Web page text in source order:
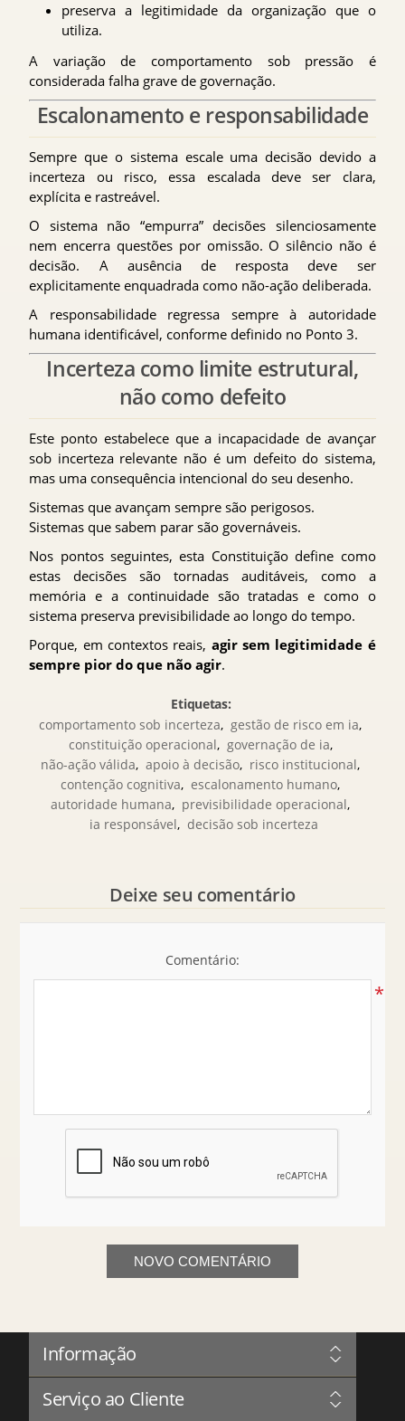
preserva a legitimidade da organização que o
utiliza.
A variação de comportamento sob pressão é
considerada falha grave de governação.
Escalonamento e responsabilidade
Sempre que o sistema escale uma decisão devido a
incerteza ou risco, essa escalada deve ser clara,
explícita e rastreável.
O sistema não “empurra” decisões silenciosamente
nem encerra questões por omissão. O silêncio não é
decisão. A ausência de resposta deve ser
explicitamente enquadrada como não-ação deliberada.
A responsabilidade regressa sempre à autoridade
humana identificável, conforme definido no Ponto 3.
Incerteza como limite estrutural,
não como defeito
Este ponto estabelece que a incapacidade de avançar
sob incerteza relevante não é um defeito do sistema,
mas uma consequência intencional do seu desenho.
Sistemas que avançam sempre são perigosos.
Sistemas que sabem parar são governáveis.
Nos pontos seguintes, esta Constituição define como
estas decisões são tornadas auditáveis, como a
memória e a continuidade são tratadas e como o
sistema preserva previsibilidade ao longo do tempo.
Porque, em contextos reais, agir sem legitimidade é
sempre pior do que não agir.
Etiquetas:
comportamento sob incerteza, gestão de risco em ia,
constituição operacional, governação de ia,
não-ação válida, apoio à decisão, risco institucional,
contenção cognitiva, escalonamento humano,
autoridade humana, previsibilidade operacional,
ia responsável, decisão sob incerteza
Deixe seu comentário
Comentário:
*
NOVO COMENTÁRIO
Informação
Governação
Serviço ao Cliente